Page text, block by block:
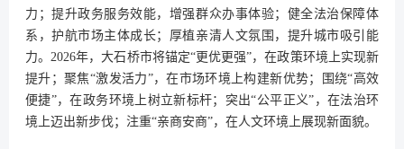
力；提升政务服务效能，增强群众办事体验；健全法治保障体
系，护航市场主体成长；厚植亲清人文氛围，提升城市吸引能
力。2026年，大石桥市将锚定“更优更强”，在政策环境上实现新
提升；聚焦“激发活力”，在市场环境上构建新优势；围绕“高效
便捷”，在政务环境上树立新标杆；突出“公平正义”，在法治环
境上迈出新步伐；注重“亲商安商”，在人文环境上展现新面貌。